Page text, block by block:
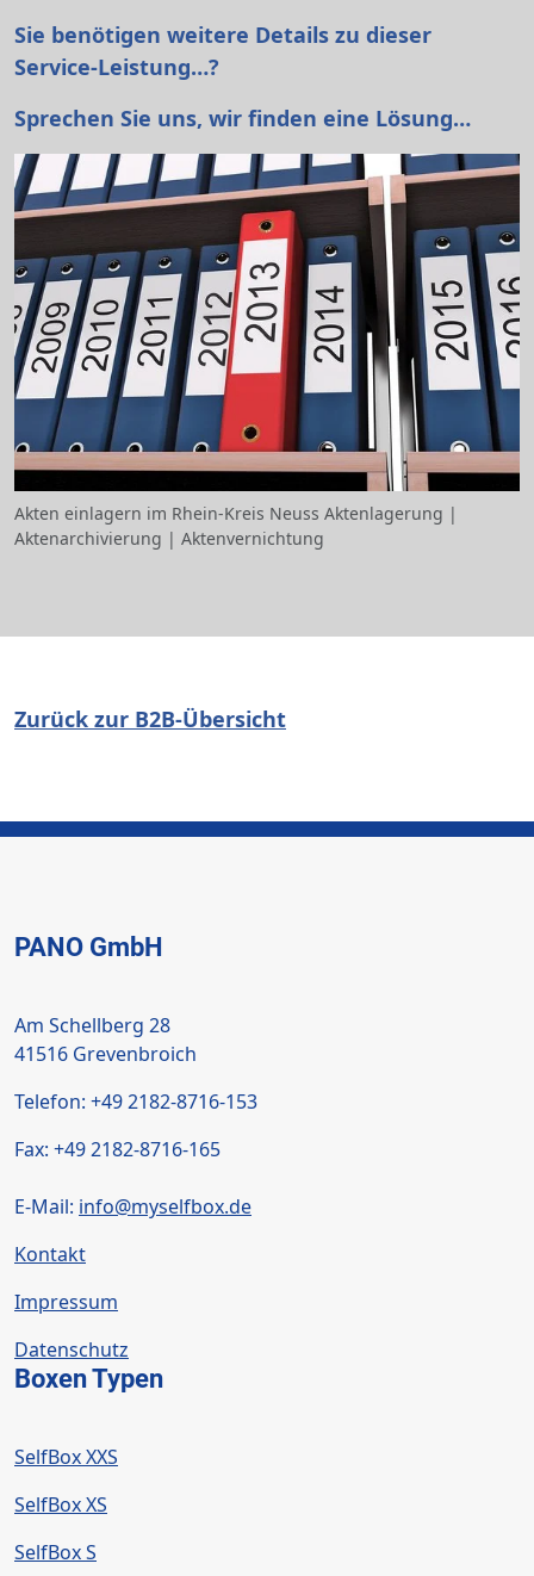
Sie benötigen weitere Details zu dieser
Service-Leistung…?
Sprechen Sie uns, wir finden eine Lösung…
Akten einlagern im Rhein-Kreis Neuss Aktenlagerung |
Aktenarchivierung | Aktenvernichtung
Zurück zur B2B-Übersicht
PANO GmbH
Am Schellberg 28
41516 Grevenbroich
Telefon: +49 2182-8716-153
Fax: +49 2182-8716-165
E-Mail: info@myselfbox.LÖSCHEN.
de
Kontakt
Impressum
Datenschutz
Boxen Typen
SelfBox XXS
SelfBox XS
SelfBox S